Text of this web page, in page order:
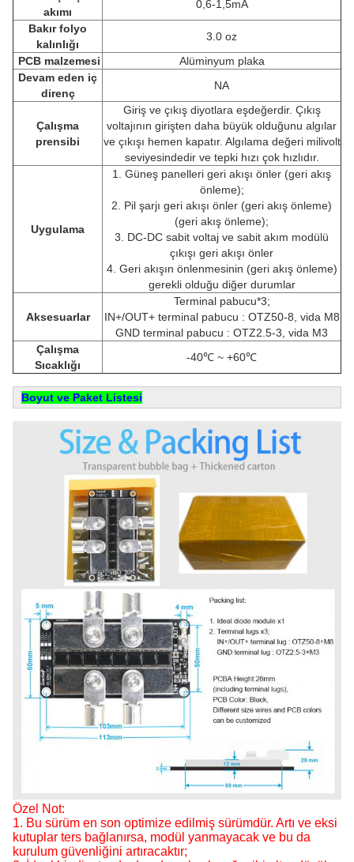
akımı
0,6-1,5mA
Bakır folyo
kalınlığı
3.0 oz
PCB malzemesi
Alüminyum plaka
Devam eden iç
direnç
NA
Çalışma
prensibi
Giriş ve çıkış diyotlara eşdeğerdir. Çıkış
voltajının girişten daha büyük olduğunu algılar
ve çıkışı hemen kapatır. Algılama değeri milivolt
seviyesindedir ve tepki hızı çok hızlıdır.
Uygulama
1. Güneş panelleri geri akışı önler (geri akış
önleme);
2. Pil şarjı geri akışı önler (geri akış önleme)
(geri akış önleme);
3. DC-DC sabit voltaj ve sabit akım modülü
çıkışı geri akışı önler
4. Geri akışın önlenmesinin (geri akış önleme)
gerekli olduğu diğer durumlar
Aksesuarlar
Terminal pabucu*3;
IN+/OUT+ terminal pabucu : OTZ50-8, vida M8
GND terminal pabucu : OTZ2.5-3, vida M3
Çalışma
Sıcaklığı
-40℃ ~ +60℃
Boyut ve Paket Listesi
Özel Not:
1. Bu sürüm en son optimize edilmiş sürümdür. Artı ve eksi
kutuplar ters bağlanırsa, modül yanmayacak ve bu da
kurulum güvenliğini artıracaktır;